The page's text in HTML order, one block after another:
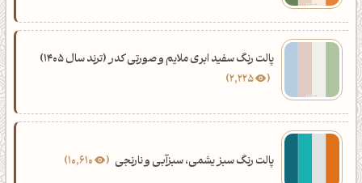
پالت رنگ سفید ابری ملایم و صورتی کدر (ترند سال 1405)
2,225
پالت رنگ سبز یشمی، سبزآبی و نارنجی